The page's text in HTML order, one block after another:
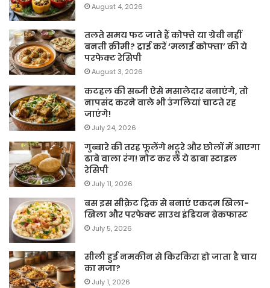
August 4, 2026
तलते समय फट जाते हैं कोफ्ते या ग्रेवी नहीं
बनती क्रीमी? ट्राई करें ‘मलाई कोफ्ता’ की ये
परफेक्ट रेसिपी
August 3, 2026
कटहल की सब्जी ऐसे मसालेदार बनाएंगे, तो
नापसंद करने वाले भी उंगलियां चाटते रह
जाएंगे!
July 24, 2026
गुब्बारे की तरह फूलेंगे भटूरे और छोलों में आएगा
ढाबे वाला रंग! नोट कर लें ये ढाबा स्टाइल
रेसिपी
July 11, 2026
बस इस सीक्रेट ट्रिक से बनाएं एकदम खिला-
खिला और परफेक्ट साउथ इंडियन ब्रेकफास्ट
July 5, 2026
सीली हुई नमकीन से किरकिरा हो जाता है चाय
का मजा?
July 1, 2026